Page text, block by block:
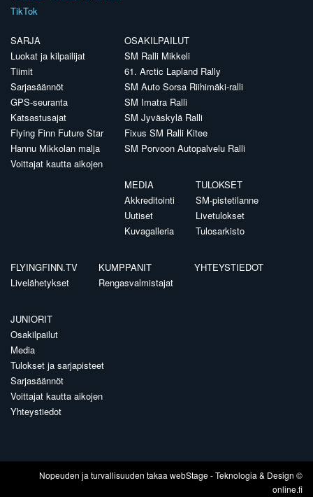
TikTok
SARJA
Luokat ja kilpailijat
Tiimit
Sarjasäännöt
GPS-seuranta
Katsastusajat
Flying Finn Future Star
Hannu Mikkolan malja
Voittajat kautta aikojen
OSAKILPAILUT
SM Ralli Mikkeli
61. Arctic Lapland Rally
SM Auto Sorsa Riihimäki-ralli
SM Imatra Ralli
SM Jyväskylä Ralli
Fixus SM Ralli Kitee
SM Porvoon Autopalvelu Ralli
MEDIA
Akkreditointi
Uutiset
Kuvagalleria
TULOKSET
SM-pistetilanne
Livetulokset
Tulosarkisto
FLYINGFINN.TV
Livelähetykset
KUMPPANIT
Rengasvalmistajat
YHTEYSTIEDOT
JUNIORIT
Osakilpailut
Media
Tulokset ja sarjapisteet
Sarjasäännöt
Voittajat kautta aikojen
Yhteystiedot
Nopeuden ja turvallisuuden takaawebStage- Teknologia & Design ©
online.fi